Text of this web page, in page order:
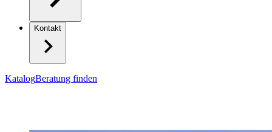
Kontakt
KatalogBeratung finden